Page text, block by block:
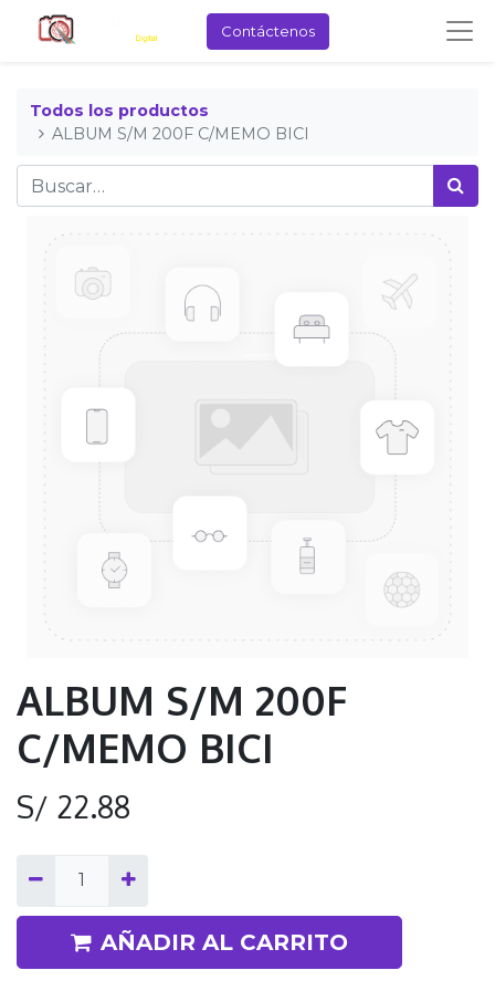
Contáctenos
Todos los productos
ALBUM S/M 200F C/MEMO BICI
ALBUM S/M 200F
C/MEMO BICI
S/ 22.88
AÑADIR AL CARRITO